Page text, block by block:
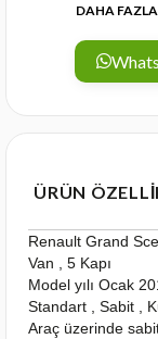
DAHA
ÜRÜN
Renault Grand
Van , 5 Kapı
Model yılı Ocak
Standart , Sabit ,
Araç üzerinde